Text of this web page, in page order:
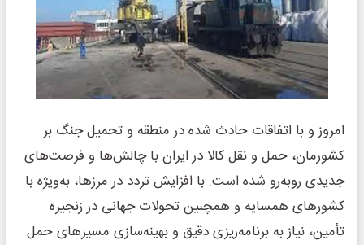
امروز و با اتفاقات حادث شده در منطقه و تحمیل جنگ بر
کشورمان، حمل و نقل کالا در ایران با چالش‌ها و فرصت‌های
جدیدی روبه‌رو شده است. با افزایش تردد در مرزها، به‌ویژه با
کشورهای همسایه و همچنین تحولات جهانی در زنجیره
تأمین، نیاز به برنامه‌ریزی دقیق و بهینه‌سازی مسیرهای حمل